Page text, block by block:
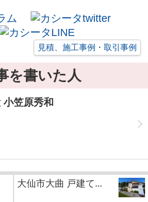
見積、施工事例・取引事例
を書いた人
小笠原秀和
大仙市大曲 戸建て...